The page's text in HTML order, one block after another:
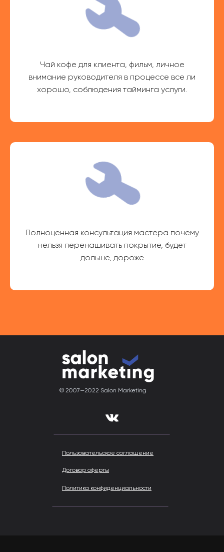
Чай кофе для клиента, фильм, личное
внимание руководителя в процессе все ли
хорошо, соблюдения тайминга услуги.
Полноценная консультация мастера почему
нельзя перенашивать покрытие, будет
дольше, дороже
© 2007—2022 Salon Marketing
Договор оферты
Политика конфиденциальности
Пользовательское соглашение